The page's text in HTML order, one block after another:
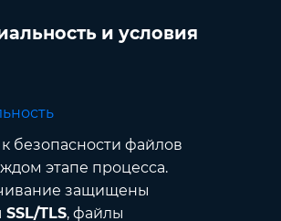
и условия
безопасности файлов
этапе процесса.
защищены
TLS, файлы